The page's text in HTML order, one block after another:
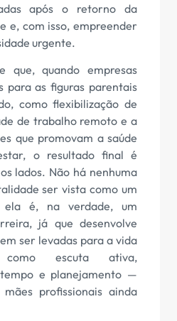
após o retorno da
e, com isso, empreender
urgente.
que, quando empresas
para as figuras parentais
como flexibilização de
de trabalho remoto e a
que promovam a saúde
o resultado final é
lados. Não há nenhuma
ser vista como um
ela é, na verdade, um
já que desenvolve
ser levadas para a vida
escuta ativa,
e planejamento —
profissionais ainda